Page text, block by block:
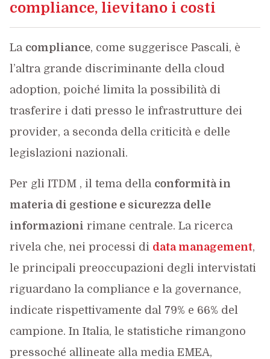
compliance, lievitano i costi
La compliance, come suggerisce Pascali, è
l’altra grande discriminante della cloud
adoption, poiché limita la possibilità di
trasferire i dati presso le infrastrutture dei
provider, a seconda della criticità e delle
legislazioni nazionali.
Per gli ITDM , il tema della conformità in
materia di gestione e sicurezza delle
informazioni rimane centrale. La ricerca
rivela che, nei processi di data management,
le principali preoccupazioni degli intervistati
riguardano la compliance e la governance,
indicate rispettivamente dal 79% e 66% del
campione. In Italia, le statistiche rimangono
pressoché allineate alla media EMEA,